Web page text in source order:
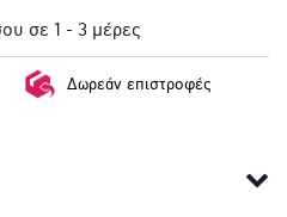
σε 1 - 3 μέρες
Δωρεάν επιστροφές